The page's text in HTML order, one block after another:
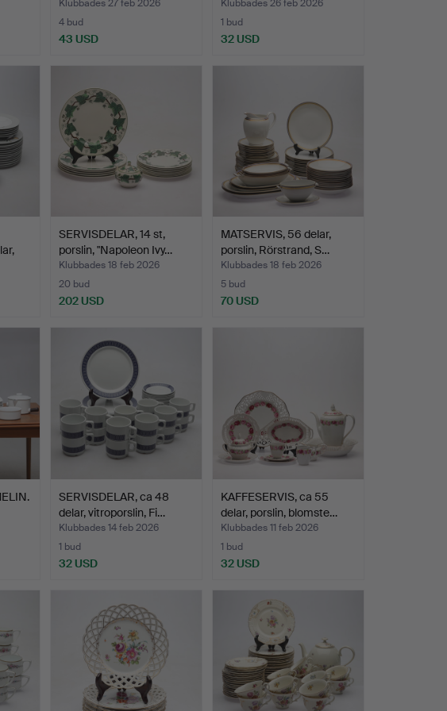
Klubbades 27 feb 2026
4 bud
43 USD
Klubbades 26 feb 2026
1 bud
32 USD
SERVISDELAR, 14 st,
porslin, "Napoleon Ivy…
Klubbades 18 feb 2026
20 bud
202 USD
MATSERVIS, 56 delar,
porslin, Rörstrand, S…
Klubbades 18 feb 2026
5 bud
70 USD
SERVISDELAR, ca 48
delar, vitroporslin, Fi…
Klubbades 14 feb 2026
1 bud
32 USD
KAFFESERVIS, ca 55
delar, porslin, blomste…
Klubbades 11 feb 2026
1 bud
32 USD